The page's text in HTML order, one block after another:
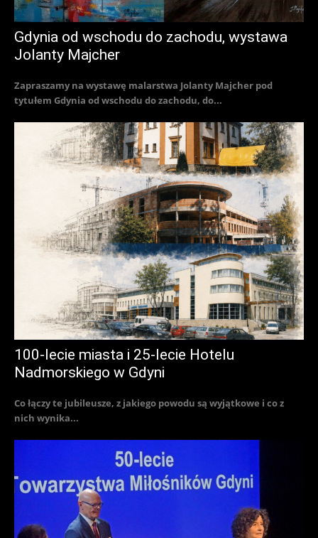
Gdynia od wschodu do zachodu, wystawa
Jolanty Majcher
Zapraszamy na wystawę malarstwa Jolanty Majcher pod
tytułem Gdynia od wschodu do zachodu, do...
100-lecie miasta i 25-lecie Hotelu
Nadmorskiego w Gdyni
Co łączy te jubileusze, z jakiego powodu są wyjątkowe i co z
nich wynika...